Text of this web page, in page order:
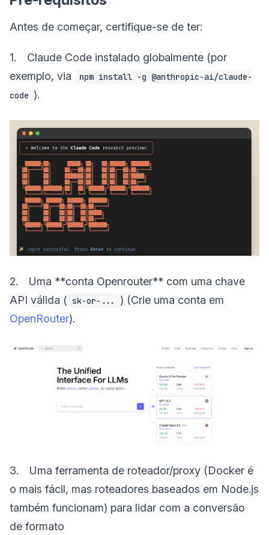
Antes de começar, certifique-se de ter:
1. Claude Code instalado globalmente (por
exemplo, via
npm install -g @anthropic-ai/claude-
code ).
2. Uma **conta Openrouter** com uma chave
API válida ( sk-or-...
) (Crie uma conta em
OpenRouter).
3. Uma ferramenta de roteador/proxy (Docker é
o mais fácil, mas roteadores baseados em Node.js
também funcionam) para lidar com a conversão
de formato